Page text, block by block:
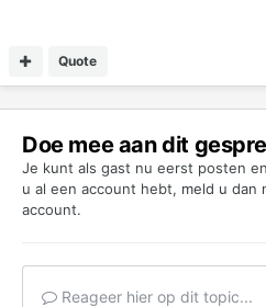
Quote
Doe mee aan dit
Je kunt als gast nu eerst posten
u al een account hebt, meld u dan
account.
Reageer hier op dit topic...